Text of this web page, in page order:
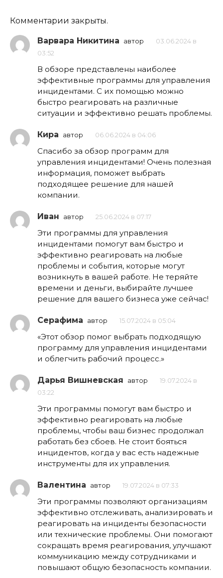
Комментарии закрыты.
Варвара Никитина автор
03.06.2024 в
03:52
В обзоре представлены наиболее
эффективные программы для управления
инцидентами. С их помощью можно
быстро реагировать на различные
ситуации и эффективно решать проблемы.
Кира автор 06.06.2024 в 04:06
Спасибо за обзор программ для
управления инцидентами! Очень полезная
информация, поможет выбрать
подходящее решение для нашей
компании.
Иван автор 25.06.2024 в 07:17
Эти программы для управления
инцидентами помогут вам быстро и
эффективно реагировать на любые
проблемы и события, которые могут
возникнуть в вашей работе. Не теряйте
времени и деньги, выбирайте лучшее
решение для вашего бизнеса уже сейчас!
Серафима автор 15.07.2024 в 05:04
«Этот обзор помог выбрать подходящую
программу для управления инцидентами
и облегчить рабочий процесс.»
Дарья Вишневская автор
19.07.2024 в
03:22
Эти программы помогут вам быстро и
эффективно реагировать на любые
проблемы, чтобы ваш бизнес продолжал
работать без сбоев. Не стоит бояться
инцидентов, когда у вас есть надежные
инструменты для их управления.
Валентина автор 19.07.2024 в 07:33
Эти программы позволяют организациям
эффективно отслеживать, анализировать и
реагировать на инциденты безопасности
или технические проблемы. Они помогают
сокращать время реагирования, улучшают
коммуникацию между сотрудниками и
повышают общую безопасность компании.